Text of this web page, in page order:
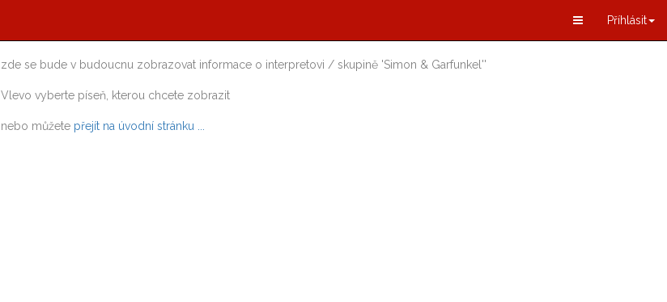
Příhlásit
zde se bude v budoucnu zobrazovat informace o interpretovi / skupině 'Simon & Garfunkel ''
Vlevo vyberte píseň, kterou chcete zobrazit
nebo můžete přejít na úvodní stránku ...